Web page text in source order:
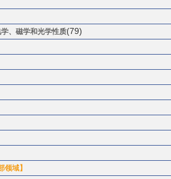
、磁学和光学性质(79)
领域】